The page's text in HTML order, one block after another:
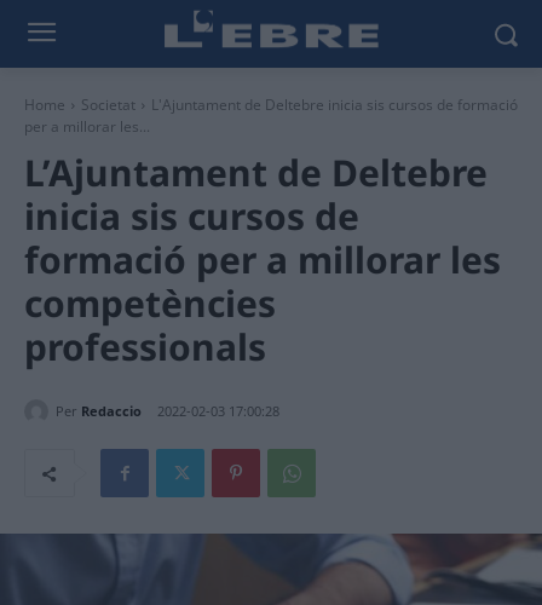
Home Societat
L'Ajuntament de Deltebre inicia sis cursos de formació
per a millorar les...
L’Ajuntament de Deltebre
inicia sis cursos de
formació per a millorar les
competències
professionals
Per Redaccio 2022-02-03 17:00:28